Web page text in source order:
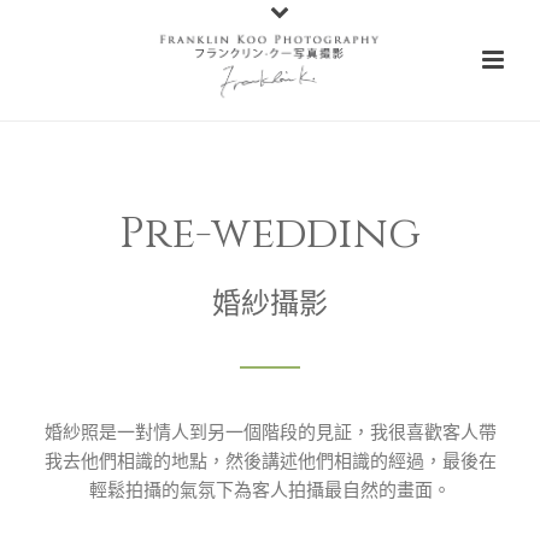
Pre-wedding
婚紗攝影
婚紗照是一對情人到另一個階段的見証，我很喜歡客人帶
我去他們相識的地點，然後講述他們相識的經過，最後在
輕鬆拍攝的氣氛下為客人拍攝最自然的畫面。